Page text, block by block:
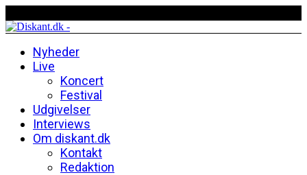
Nyheder
Live
Koncert
Festival
Udgivelser
Interviews
Om diskant.dk
Kontakt
Redaktion